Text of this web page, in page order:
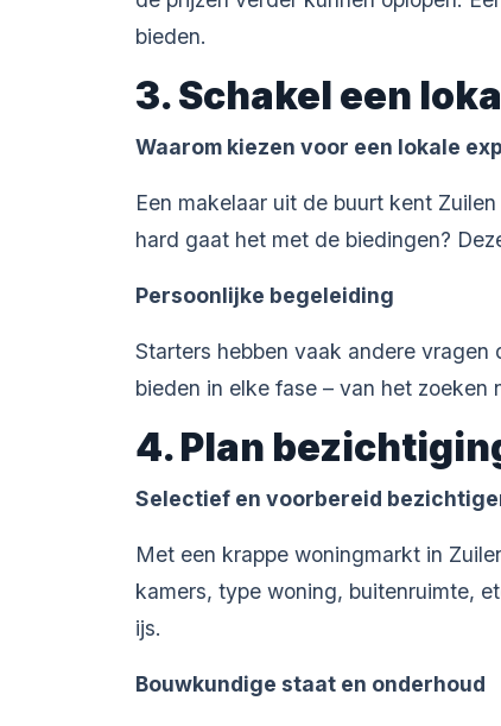
bieden.
3. Schakel een
Waarom kiezen voor een lokale
Een makelaar uit de buurt kent
hard gaat het met de biedingen?
Persoonlijke begeleiding
Starters hebben vaak andere
bieden in elke fase – van het
4. Plan
Selectief en voorbereid
Met een krappe woningmarkt in
kamers, type woning, buitenruimte,
ijs.
Bouwkundige staat en onderhoud